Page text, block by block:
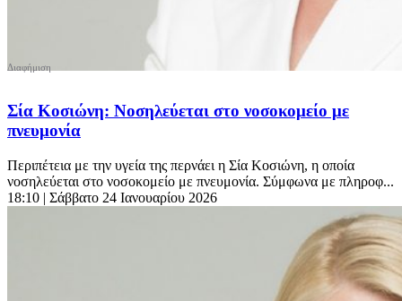
Σία Κοσιώνη: Νοσηλεύεται στο νοσοκομείο με
πνευμονία
Περιπέτεια με την υγεία της περνάει η Σία Κοσιώνη, η οποία
νοσηλεύεται στο νοσοκομείο με πνευμονία. Σύμφωνα με πληροφ...
18:10 | Σάββατο 24 Ιανουαρίου 2026